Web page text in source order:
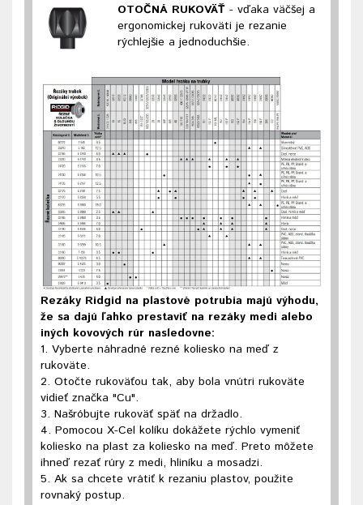
OTOČNÁ RUKOVÄŤ- vďaka väčšej a
ergonomickej rukoväti je rezanie
rýchlejšie a jednoduchšie.
Rezáky Ridgid na plastové potrubia majú výhodu,
že sa dajú ľahko prestaviť na rezáky medi alebo
iných kovových rúr nasledovne:
1. Vyberte náhradné rezné koliesko na meď z
rukoväte.
2. Otočte rukoväťou tak, aby bola vnútri rukoväte
vidieť značka "Cu".
3. Našróbujte rukoväť späť na držadlo.
4. Pomocou X-Cel kolíku dokážete rýchlo vymeniť
koliesko na plast za koliesko na meď. Preto môžete
ihneď rezať rúry z medi, hliníku a mosadzi.
5. Ak sa chcete vrátiť k rezaniu plastov, použite
rovnaký postup.